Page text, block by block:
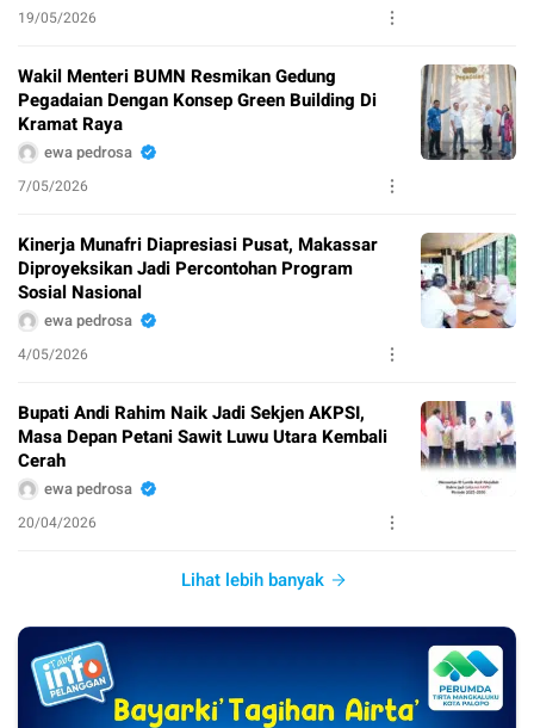
19/05/2026
Wakil Menteri BUMN Resmikan Gedung
Pegadaian Dengan Konsep Green Building Di
Kramat Raya
ewa pedrosa
7/05/2026
Kinerja Munafri Diapresiasi Pusat, Makassar
Diproyeksikan Jadi Percontohan Program
Sosial Nasional
ewa pedrosa
4/05/2026
Bupati Andi Rahim Naik Jadi Sekjen AKPSI,
Masa Depan Petani Sawit Luwu Utara Kembali
Cerah
ewa pedrosa
20/04/2026
Lihat lebih banyak